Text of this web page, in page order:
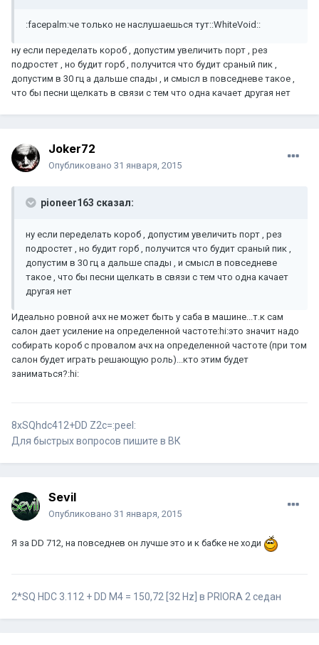
:facepalm:че только не наслушаешься тут::WhiteVoid::
ну если переделать короб , допустим увеличить порт , рез
подростет , но будит горб , получится что будит сраный пик ,
допустим в 30 гц а дальше спады , и смысл в повседневе такое ,
что бы песни щелкать в связи с тем что одна качает другая нет
Joker72
Опубликовано 31 января, 2015
pioneer163 сказал:
ну если переделать короб , допустим увеличить порт , рез
подростет , но будит горб , получится что будит сраный пик ,
допустим в 30 гц а дальше спады , и смысл в повседневе
такое , что бы песни щелкать в связи с тем что одна качает
другая нет
Идеально ровной ачх не может быть у саба в машине...т.к сам
салон дает усиление на определенной частоте:hi:это значит надо
собирать короб с провалом ачх на определенной частоте (при том
салон будет играть решающую роль)...кто этим будет
заниматься?:hi:
8хSQhdc412+DD Z2c=:peel:
Для быстрых вопросов пишите в ВК
Sevil
Опубликовано 31 января, 2015
Я за DD 712, на повседнев он лучше это и к бабке не ходи
2*SQ HDC 3.112 + DD M4 = 150,72 [32 Hz] в PRIORA 2 седан